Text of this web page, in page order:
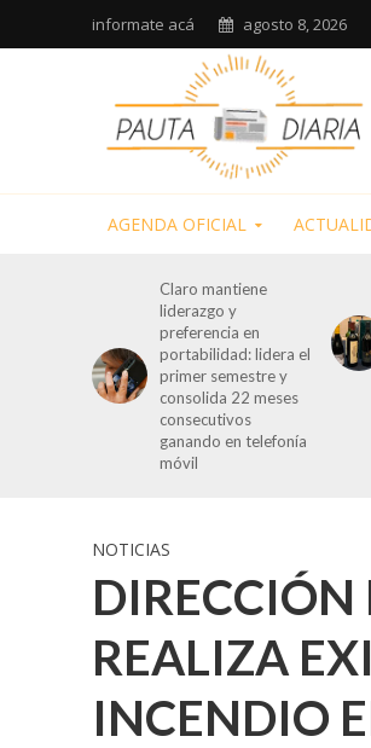
informate acá agosto 8, 2026
AGENDA OFICIAL
Claro mantiene
liderazgo y
preferencia en
portabilidad: lidera el
primer semestre y
consolida 22 meses
consecutivos
ganando en telefonía
móvil
NOTICIAS
DIRECCIÓN
REALIZA
INCENDIO